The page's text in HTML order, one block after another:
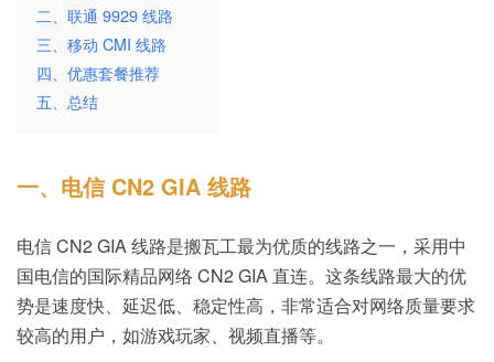
二、联通 9929 线路
三、移动 CMI 线路
四、优惠套餐推荐
五、总结
一、电信 CN2 GIA 线路
电信 CN2 GIA 线路是搬瓦工最为优质的线路之一，采用中
国电信的国际精品网络 CN2 GIA 直连。这条线路最大的优
势是速度快、延迟低、稳定性高，非常适合对网络质量要求
较高的用户，如游戏玩家、视频直播等。